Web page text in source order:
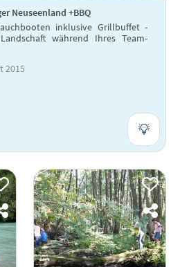
Neuseenland +BBQ
inklusive Grillbuffet -
während Ihres Team-
2015